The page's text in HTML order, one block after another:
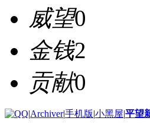
威望0
金钱2
贡献0
|Archiver|手机版|小黑屋|平望